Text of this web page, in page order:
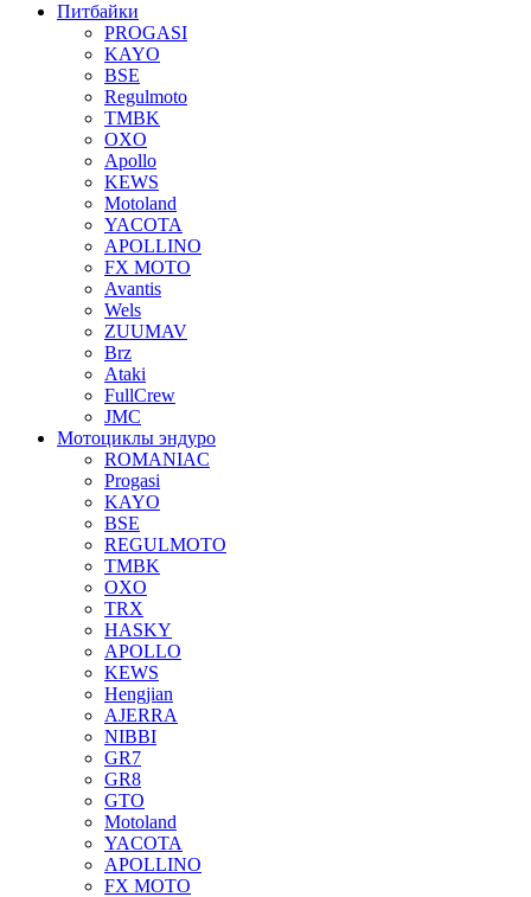
Питбайки
PROGASI
KAYO
BSE
Regulmoto
TMBK
OXO
Apollo
KEWS
Motoland
YACOTA
APOLLINO
FX MOTO
Avantis
Wels
ZUUMAV
Brz
Ataki
FullCrew
JMC
Мотоциклы эндуро
ROMANIAC
Progasi
KAYO
BSE
REGULMOTO
TMBK
OXO
TRX
HASKY
APOLLO
KEWS
Hengjian
AJERRA
NIBBI
GR7
GR8
GTO
Motoland
YACOTA
APOLLINO
FX MOTO